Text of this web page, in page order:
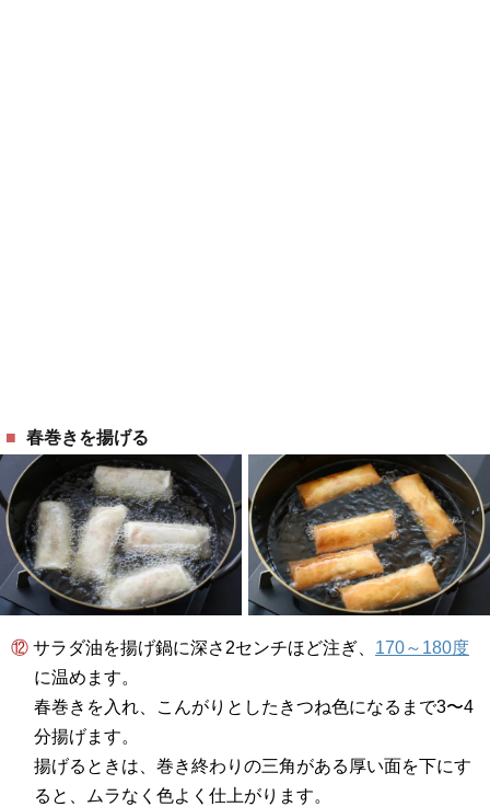
春巻きを揚げる
⑫ サラダ油を揚げ鍋に深さ2センチほど注ぎ、 170～180度
に温めます。
春巻きを入れ、こんがりとしたきつね色になるまで3〜4
分揚げます。
揚げるときは、巻き終わりの三角がある厚い面を下にす
ると、ムラなく色よく仕上がります。